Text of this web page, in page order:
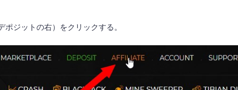
ジットの右）をクリックする。